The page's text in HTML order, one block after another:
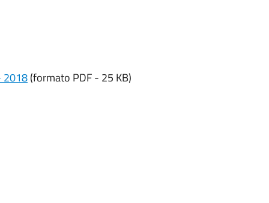
2018(formato PDF - 25 KB)